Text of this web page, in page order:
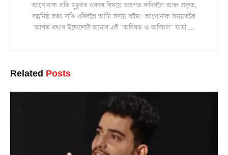
আপোনাক প্ৰতি মুহূৰ্তৰ খবৰৰ বিষয়ে অৱগত কৰিবলৈ আৰু প্ৰকৃত,
বস্তুনিষ্ঠ সত্য দাঙি ধৰিবলৈ আমি সদায় সষ্টম। আপোনাক সময়তকৈ
আগত ৰখাৰ উদ্দেশ্যেই আমাৰ এই "অবিৰত ও অবিচল" যাত্ৰা ...
Related Posts